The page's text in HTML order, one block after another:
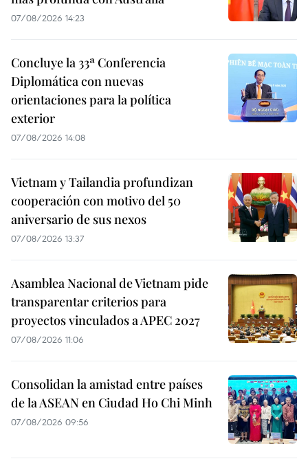
07/08/2026 14:23
Concluye la 33ª Conferencia
Diplomática con nuevas
orientaciones para la política
exterior
07/08/2026 14:08
Vietnam y Tailandia profundizan
cooperación con motivo del 50
aniversario de sus nexos
07/08/2026 13:37
Asamblea Nacional de Vietnam pide
transparentar criterios para
proyectos vinculados a APEC 2027
07/08/2026 11:06
Consolidan la amistad entre países
de la ASEAN en Ciudad Ho Chi Minh
07/08/2026 09:56